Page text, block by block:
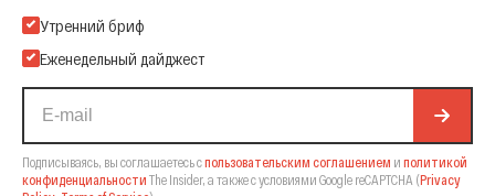
Подпишитесь на нашу Email-рассылку
Утренний бриф
Еженедельный дайджест
Подписываясь, вы соглашаетесь спользовательским соглашением и политикой
конфиденциальности The Insider, а также с условиями Google reCAPTCHA (Privacy